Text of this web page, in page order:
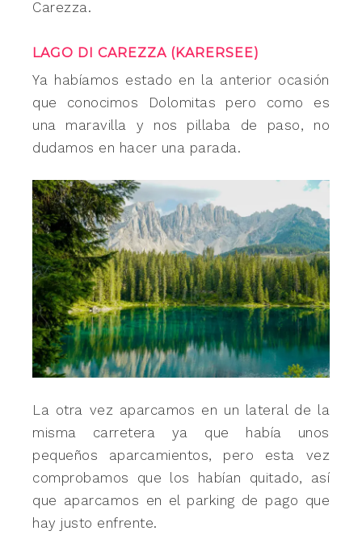
Carezza.
LAGO DI CAREZZA (KARERSEE)
Ya habíamos estado en la anterior ocasión
que conocimos Dolomitas pero como es
una maravilla y nos pillaba de paso, no
dudamos en hacer una parada.
La otra vez aparcamos en un lateral de la
misma carretera ya que había unos
pequeños aparcamientos, pero esta vez
comprobamos que los habían quitado, así
que aparcamos en el parking de pago que
hay justo enfrente.